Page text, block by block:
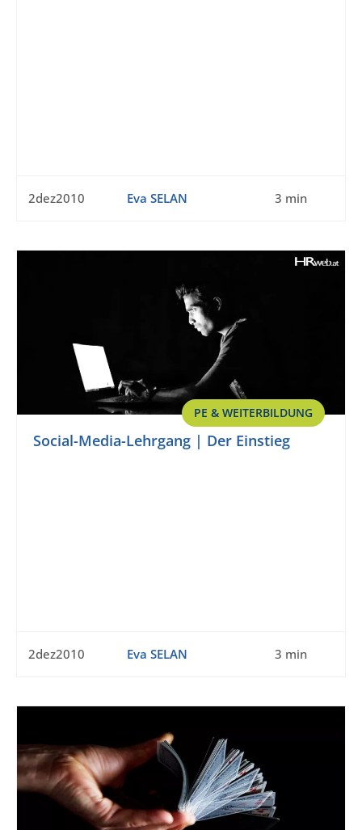
2dez2010 Eva SELAN 3 min
PE & WEITERBILDUNG
Social-Media-Lehrgang | Der Einstieg
2dez2010 Eva SELAN 3 min